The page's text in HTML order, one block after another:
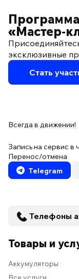
эксклюзивные
Стать
Всегда в движении!
Запись на сервис в
Перенос/отмена
Telegram
Телефоны
Товары и
Аккумуляторы